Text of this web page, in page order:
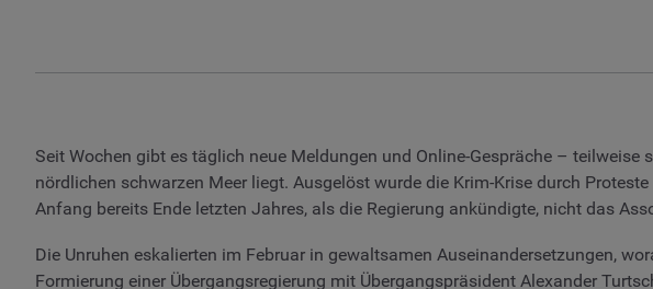
Seit Wochen gibt es täglich neue Meldungen und Online-Gespräche – teilweise
nördlichen schwarzen Meer liegt. Ausgelöst wurde die Krim-Krise durch
Anfang bereits Ende letzten Jahres, als die Regierung ankündigte, nicht das
Die Unruhen eskalierten im Februar in gewaltsamen Auseinandersetzungen,
Formierung einer Übergangsregierung mit Übergangspräsident Alexander